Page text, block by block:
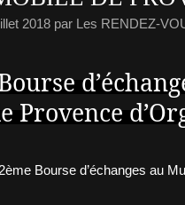
2018 par Les RENDEZ-
Provence